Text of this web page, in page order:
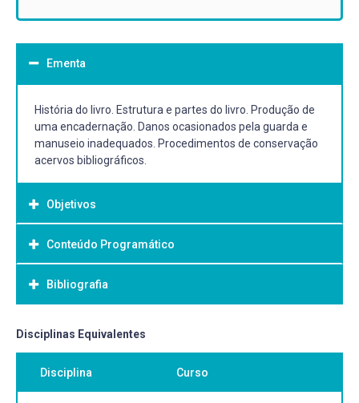
Ementa
História do livro. Estrutura e partes do livro. Produção de
uma encadernação. Danos ocasionados pela guarda e
manuseio inadequados. Procedimentos de conservação
acervos bibliográficos.
Objetivos
Objetivo Geral:
Conhecer a história do livro, identificar a sua estrutura, os
danos mais frequentes e os procedimentos básicos da
Conteúdo Programático
Bibliografia
Bibliografia Básica:
técnica de editoração. 2.ed. Rio de Janeiro: Biblioteca
Nacional, 2008. CENTRO DE FORMAÇÃO PROFISSIONAL
Disciplinas Equivalentes
Disciplina Curso